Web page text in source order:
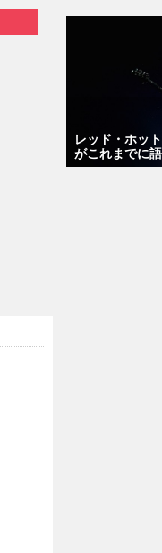
レッド・ホッ
がこれまでに